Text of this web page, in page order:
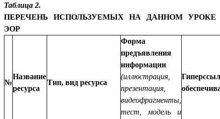
Таблица 2.
ПЕРЕЧЕНЬ ИСПОЛЬЗУЕМЫХ НА ДАННОМ УРОКЕ
ЭОР
№
Название
ресурса
Тип, вид ресурса
Форма
предъявления
информации
(иллюстрация,
презентация,
видеофрагменты,
тест, модель и